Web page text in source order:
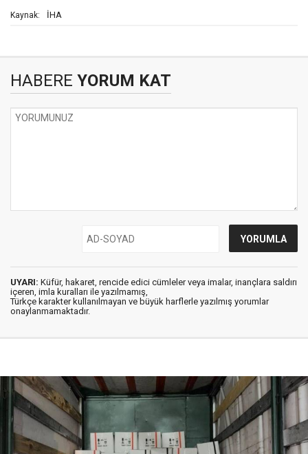
Kaynak: İHA
HABERE YORUM KAT
UYARI: Küfür, hakaret, rencide edici cümleler veya imalar, inançlara saldırı
içeren, imla kuralları ile yazılmamış,
Türkçe karakter kullanılmayan ve büyük harflerle yazılmış yorumlar
onaylanmamaktadır.